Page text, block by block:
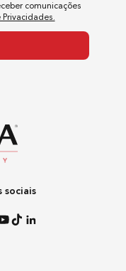
x 9,1cm de
comunicações
Privacidades.
sociais